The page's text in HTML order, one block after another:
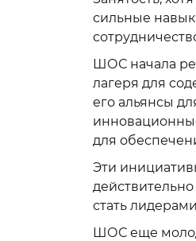
сильные
ШОС начала
лагеря для
его альянсы
для
Эти
стать
ШОС еще